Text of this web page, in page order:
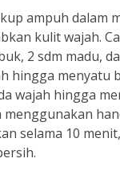
ampuh dalam
kulit wajah.
2 sdm madu,
hingga menyatu
wajah hingga
selama 10